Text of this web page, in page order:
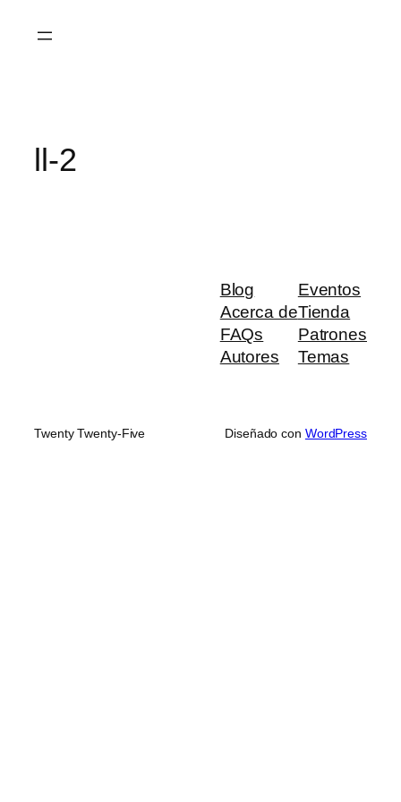
ll-2
Blog
Acerca de
FAQs
Autores
Eventos
Tienda
Patrones
Temas
Twenty Twenty-Five Diseñado con WordPress